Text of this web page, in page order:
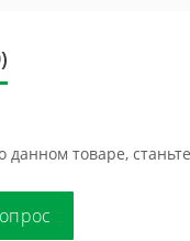
данном товаре,